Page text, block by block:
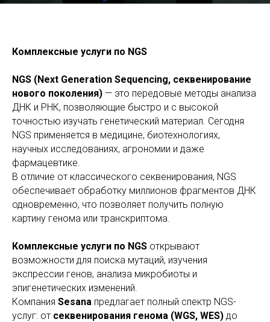
Комплексные услуги по NGS
NGS (Next Generation Sequencing, секвенирование
нового поколения) — это передовые методы анализа
ДНК и РНК, позволяющие быстро и с высокой
точностью изучать генетический материал. Сегодня
NGS применяется в медицине, биотехнологиях,
научных исследованиях, агрономии и даже
фармацевтике.
В отличие от классического секвенирования, NGS
обеспечивает обработку миллионов фрагментов ДНК
одновременно, что позволяет получить полную
картину генома или транскриптома.
Комплексные услуги по NGS открывают
возможности для поиска мутаций, изучения
экспрессии генов, анализа микробиоты и
эпигенетических изменений.
Компания Sesana предлагает полный спектр NGS-
услуг: от секвенирования генома (WGS, WES) до